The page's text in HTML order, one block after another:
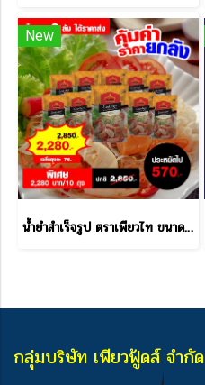
New
น้ำยำสำเร็จรูป ตราเพียวไท ขนาด 850 กรัม ราคาส่ง
กลุ่มบริษัท เพียวฟู้ดส์ จำกัด